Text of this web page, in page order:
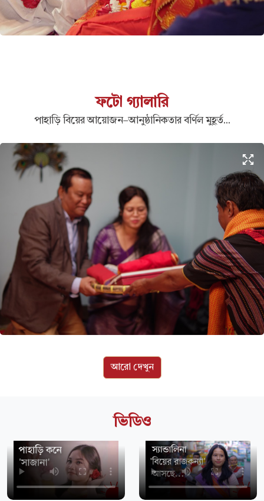
ফটো গ্যালারি
পাহাড়ি বিয়ের আয়োজন–আনুষ্ঠানিকতার বর্ণিল মুহূর্ত...
আরো দেখুন
ভিডিও